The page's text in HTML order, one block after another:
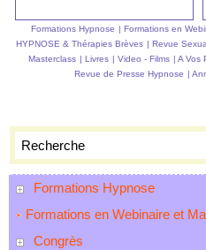
Formations Hypnose
Formations en Webinaire et
Congrès
Formations Hypnose | Formations en
HYPNOSE & Thérapies Brèves | Revue
Masterclass | Livres | Video - Films | A Vos
Revue de Presse Hypnose |